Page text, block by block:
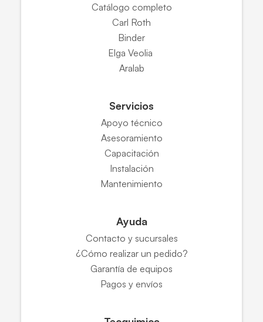
Catálogo completo
Carl Roth
Binder
Elga Veolia
Aralab
Servicios
Apoyo técnico
Asesoramiento
Capacitación
Instalación
Mantenimiento
Ayuda
Contacto y sucursales
¿Cómo realizar un pedido?
Garantía de equipos
Pagos y envíos